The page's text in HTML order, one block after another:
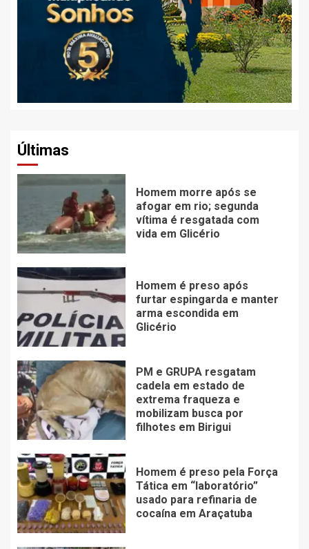
Últimas
Homem morre após se
afogar em rio; segunda
vítima é resgatada com
vida em Glicério
Homem é preso após
furtar espingarda e manter
arma escondida em
Glicério
PM e GRUPA resgatam
cadela em estado de
extrema fraqueza e
mobilizam busca por
filhotes em Birigui
Homem é preso pela Força
Tática em “laboratório”
usado para refinaria de
cocaína em Araçatuba